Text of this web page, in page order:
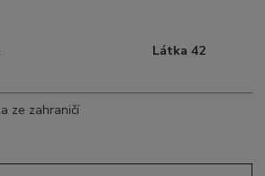
Látka 42
ze zahraničí